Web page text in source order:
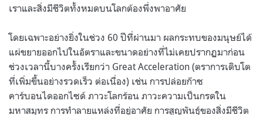
เราและสิ่งมีชีวิตทั้งหมดบนโลกต้องพึ่งพาอาศัย
โดยเฉพาะอย่างยิ่งในช่วง 60 ปีที่ผ่านมา ผลกระทบของมนุษย์ได้
แผ่ขยายออกไปในอัตราและขนาดอย่างที่ไม่เคยปรากฏมาก่อน
ช่วงเวลานี้บางครั้งเรียกว่า Great Acceleration (ตราการเติบโต
ที่เพิ่มขึ้นอย่างรวดเร็ว ต่อเนื่อง) เช่น การปล่อยก๊าซ
คาร์บอนไดออกไซด์ ภาวะโลกร้อน ภาวะความเป็นกรดใน
มหาสมุทร การทำลายแหล่งที่อยู่อาศัย การสูญพันธุ์ของสิ่งมีชีวิต